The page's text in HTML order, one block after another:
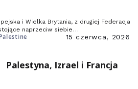
i Wielka Brytania, z drugiej Federacja
naprzeciw siebie…
15 czerwca, 2026
Palestyna, Izrael i Francja